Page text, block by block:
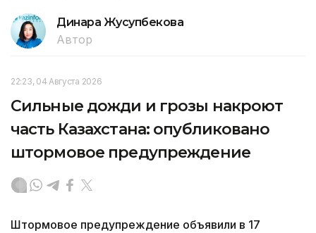
Динара Жусупбекова
Автор
22:23, 04 Августа 2026
Сильные дожди и грозы накроют
часть Казахстана: опубликовано
штормовое предупреждение
Штормовое предупреждение объявили в 17